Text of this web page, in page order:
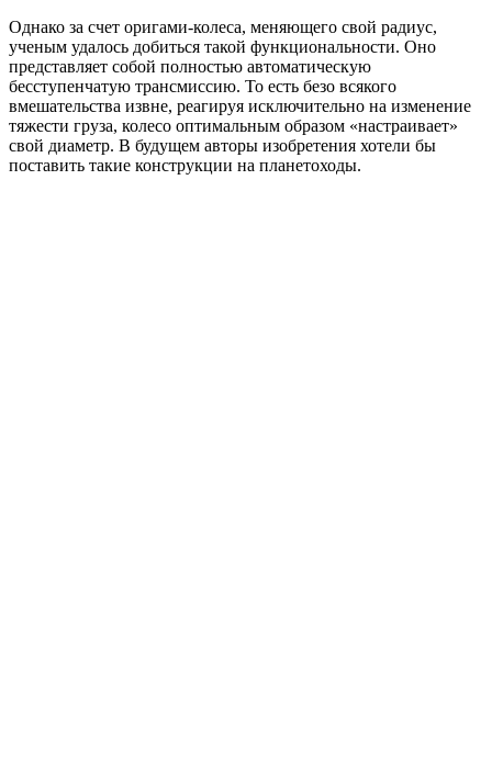
Однако за счет оригами-колеса, меняющего свой радиус,
ученым удалось добиться такой функциональности. Оно
представляет собой полностью автоматическую
бесступенчатую трансмиссию. То есть безо всякого
вмешательства извне, реагируя исключительно на изменение
тяжести груза, колесо оптимальным образом «настраивает»
свой диаметр. В будущем авторы изобретения хотели бы
поставить такие конструкции на планетоходы.